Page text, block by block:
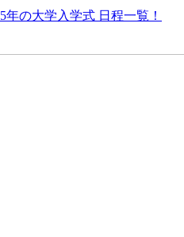
年の大学入学式 日程一覧！